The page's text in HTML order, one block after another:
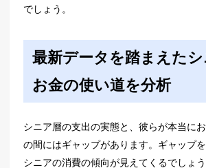
でしょう。
最新データを踏まえた
お金の使い道を分析
シニア層の支出の実態と、彼らが本当に
の間にはギャップがあります。ギャップを
シニアの消費の傾向が見えてくるでしょ